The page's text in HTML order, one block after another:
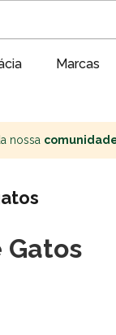
Marcas
nossa
Gatos